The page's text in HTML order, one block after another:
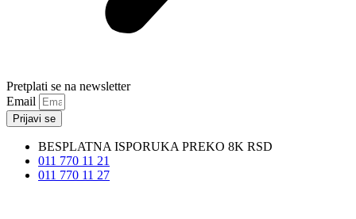
Pretplati se na newsletter
Email
Prijavi se
BESPLATNA ISPORUKA PREKO 8K RSD
011 770 11 21
011 770 11 27